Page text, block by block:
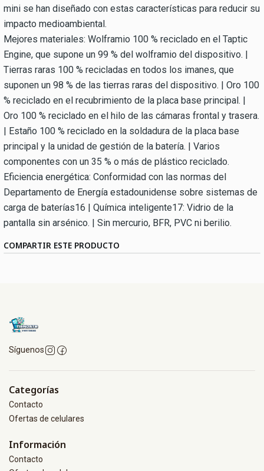
mini se han diseñado con estas características para reducir su
impacto medioambiental.
Mejores materiales: Wolframio 100 % reciclado en el Taptic
Engine, que supone un 99 % del wolframio del dispositivo. |
Tierras raras 100 % recicladas en todos los imanes, que
suponen un 98 % de las tierras raras del dispositivo. | Oro 100
% reciclado en el recubrimiento de la placa base principal. |
Oro 100 % reciclado en el hilo de las cámaras frontal y trasera.
| Estaño 100 % reciclado en la soldadura de la placa base
principal y la unidad de gestión de la batería. | Varios
componentes con un 35 % o más de plástico reciclado.
Eficiencia energética: Conformidad con las normas del
Departamento de Energía estadounidense sobre sistemas de
carga de baterías16 | Química inteligente17: Vidrio de la
pantalla sin arsénico. | Sin mercurio, BFR, PVC ni berilio.
COMPARTIR ESTE PRODUCTO
Síguenos
Categorías
Contacto
Ofertas de celulares
Información
Contacto